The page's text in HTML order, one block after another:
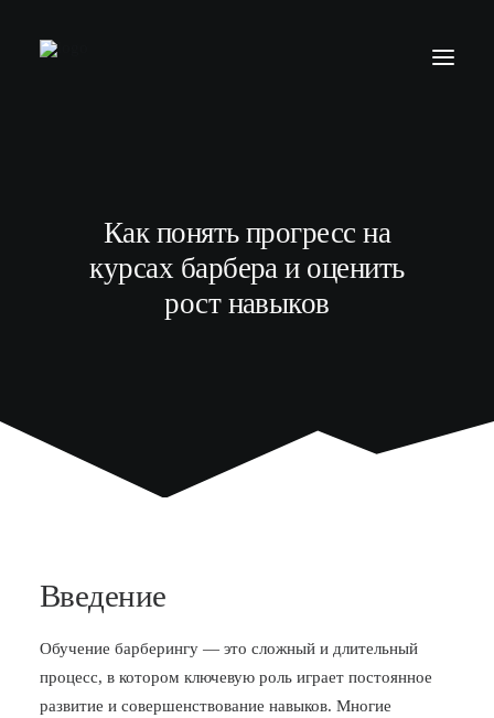
МОДЕЛЯМ
ВЫПУСКНИКИ
Как понять прогресс на
курсах барбера и оценить
рост навыков
Введение
Обучение барберингу — это сложный и длительный
процесс, в котором ключевую роль играет постоянное
развитие и совершенствование навыков. Многие